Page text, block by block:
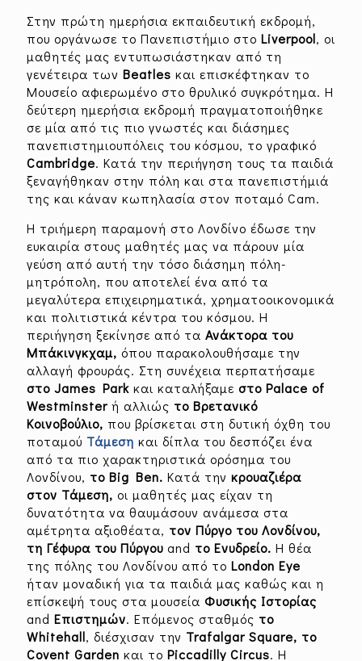
Στην πρώτη ημερήσια εκπαιδευτική εκδρομή,
που οργάνωσε το Πανεπιστήμιο στο Liverpool, οι
μαθητές μας εντυπωσιάστηκαν από τη
γενέτειρα των Beatles και επισκέφτηκαν το
Μουσείο αφιερωμένο στο θρυλικό συγκρότημα. Η
δεύτερη ημερήσια εκδρομή πραγματοποιήθηκε
σε μία από τις πιο γνωστές και διάσημες
πανεπιστημιουπόλεις του κόσμου, το γραφικό
Cambridge. Κατά την περιήγηση τους τα παιδιά
ξεναγήθηκαν στην πόλη και στα πανεπιστήμιά
της και κάναν κωπηλασία στον ποταμό Cam.
Η τριήμερη παραμονή στο Λονδίνο έδωσε την
ευκαιρία στους μαθητές μας να πάρουν μία
γεύση από αυτή την τόσο διάσημη πόλη-
μητρόπολη, που αποτελεί ένα από τα
μεγαλύτερα επιχειρηματικά, χρηματοοικονομικά
και πολιτιστικά κέντρα του κόσμου. Η
περιήγηση ξεκίνησε από τα Ανάκτορα του
Μπάκινγκχαμ, όπου παρακολουθήσαμε την
αλλαγή φρουράς. Στη συνέχεια περπατήσαμε
στο James Park και καταλήξαμε στο Palace of
Westminster ή αλλιώς το Βρετανικό
Κοινοβούλιο, που βρίσκεται στη δυτική όχθη του
ποταμού Τάμεση και δίπλα του δεσπόζει ένα
από τα πιο χαρακτηριστικά ορόσημα του
Λονδίνου, το Big Ben. Κατά την κρουαζιέρα
στον Τάμεση, οι μαθητές μας είχαν τη
δυνατότητα να θαυμάσουν ανάμεσα στα
αμέτρητα αξιοθέατα, τον Πύργο του Λονδίνου,
τη Γέφυρα του Πύργου and το Ενυδρείο. Η θέα
της πόλης του Λονδίνου από το London Eye
ήταν μοναδική για τα παιδιά μας καθώς και η
επίσκεψή τους στα μουσεία Φυσικής Ιστορίας
and Επιστημών. Επόμενος σταθμός το
Whitehall, διέσχισαν την Trafalgar Square, το
Covent Garden και το Piccadilly Circus. Η